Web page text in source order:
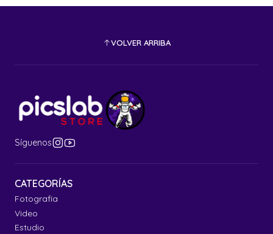
VOLVER ARRIBA
Síguenos
CATEGORÍAS
Fotografía
Video
Estudio